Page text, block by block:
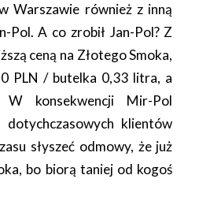
Warszawie również z inną
Pol. A co zrobił Jan-Pol? Z
ceną na Złotego Smoka,
PLN / butelka 0,33 litra, a
konsekwencji Mir-Pol
klientów
słyszeć odmowy, że już
bo biorą taniej od kogoś